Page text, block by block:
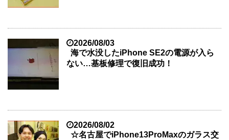
2026/08/03
海で水没したiPhone SE2の電源が入ら
ない…基板修理で復旧成功！
2026/08/02
☆名古屋でiPhone13ProMaxのガラス交